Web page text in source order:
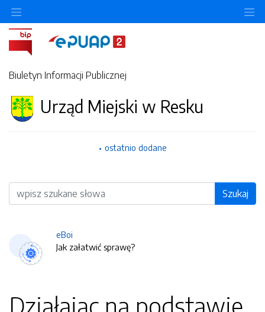
Biuletyn Informacji Publicznej
Urząd Miejski w Resku
ostatnio dodane
Wyszukiwarka Szukaj
eBoi
Jak załatwić sprawę?
Działając na podstawie